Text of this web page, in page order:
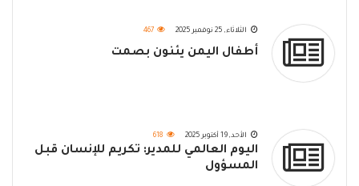
الثلاثاء, 25 نوفمبر 2025 467
أطفال اليمن يئنون بصمت
الأحد, 19 أكتوبر 2025 618
اليوم العالمي للمدير: تكريم للإنسان قبل
المسؤول